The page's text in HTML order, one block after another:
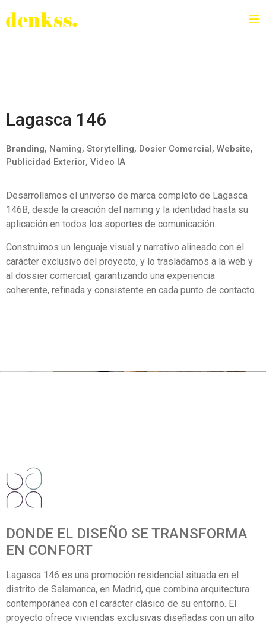
Lagasca 146
Branding, Naming, Storytelling, Dosier Comercial, Website,
Publicidad Exterior, Video IA
Desarrollamos el universo de marca completo de Lagasca
146B, desde la creación del naming y la identidad hasta su
aplicación en todos los soportes de comunicación.
Construimos un lenguaje visual y narrativo alineado con el
carácter exclusivo del proyecto, y lo trasladamos a la web y
al dossier comercial, garantizando una experiencia
coherente, refinada y consistente en cada punto de contacto.
DONDE EL DISEÑO SE TRANSFORMA
EN CONFORT
Lagasca 146 es una promoción residencial situada en el
distrito de Salamanca, en Madrid, que combina arquitectura
contemporánea con el carácter clásico de su entorno. El
proyecto ofrece viviendas exclusivas diseñadas con un alto